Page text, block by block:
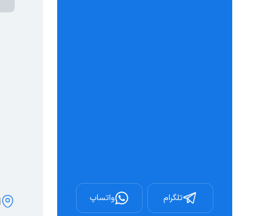
تلگرام واتساپ